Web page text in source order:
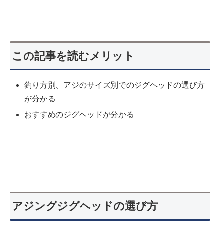
この記事を読むメリット
釣り方別、アジのサイズ別でのジグヘッドの選び方
が分かる
おすすめのジグヘッドが分かる
アジングジグヘッドの選び方